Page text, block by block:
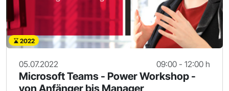
2022
05.07.2022 09:00 - 12:00 h
Microsoft Teams - Power Workshop -